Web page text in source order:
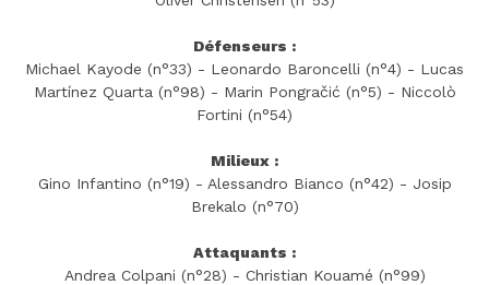
Défenseurs :
Michael Kayode (n°33) - Leonardo Baroncelli (n°4) - Lucas
Martínez Quarta (n°98) - Marin Pongračić (n°5) - Niccolò
Fortini (n°54)
Milieux :
Gino Infantino (n°19) - Alessandro Bianco (n°42) - Josip
Brekalo (n°70)
Attaquants :
Andrea Colpani (n°28) - Christian Kouamé (n°99)